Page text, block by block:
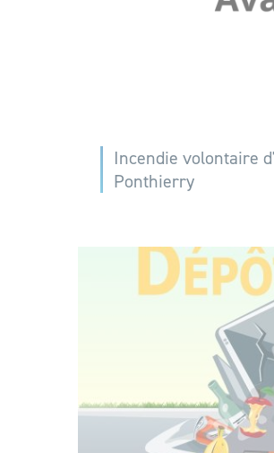
Incendie volontaire
Ponthierry